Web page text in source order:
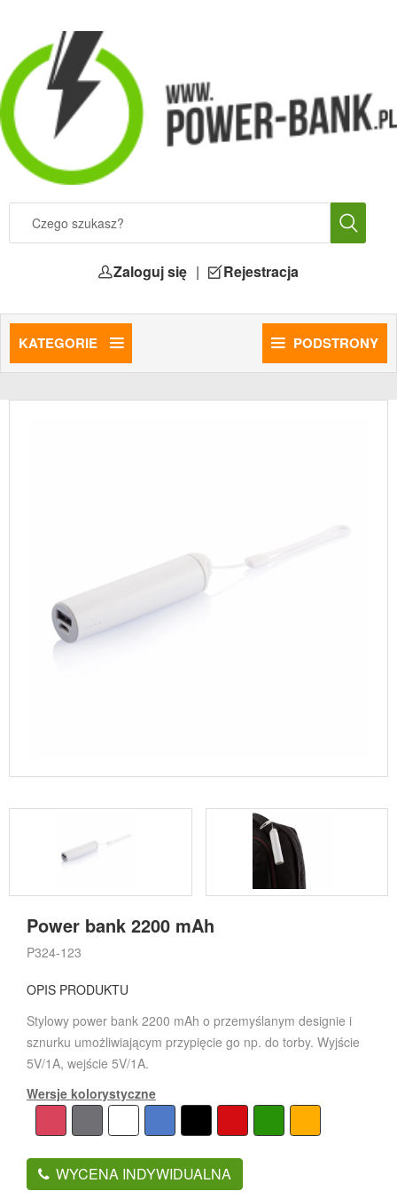
Zaloguj się | Rejestracja
KATEGORIE PODSTRONY
Power bank 2200 mAh
P324-123
OPIS PRODUKTU
Stylowy power bank 2200 mAh o przemyślanym designie i
sznurku umożliwiającym przypięcie go np. do torby. Wyjście
5V/1A, wejście 5V/1A.
Wersje kolorystyczne
WYCENA INDYWIDUALNA